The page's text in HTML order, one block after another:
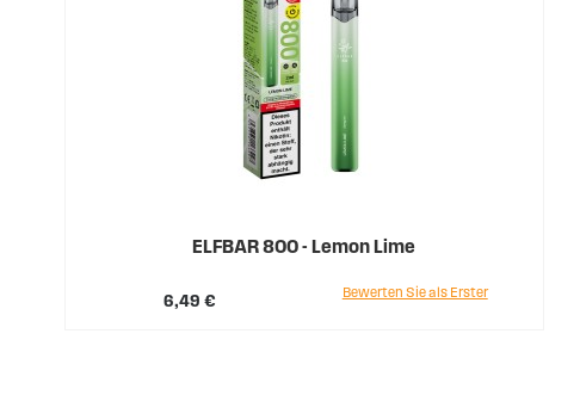
ELFBAR 800 - Lemon Lime
6,49 €
Bewerten Sie als Erster